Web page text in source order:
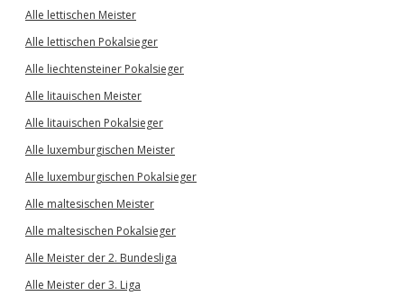
Alle lettischen Meister
Alle lettischen Pokalsieger
Alle liechtensteiner Pokalsieger
Alle litauischen Meister
Alle litauischen Pokalsieger
Alle luxemburgischen Meister
Alle luxemburgischen Pokalsieger
Alle maltesischen Meister
Alle maltesischen Pokalsieger
Alle Meister der 2. Bundesliga
Alle Meister der 3. Liga